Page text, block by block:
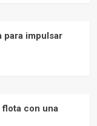
para impulsar
con una